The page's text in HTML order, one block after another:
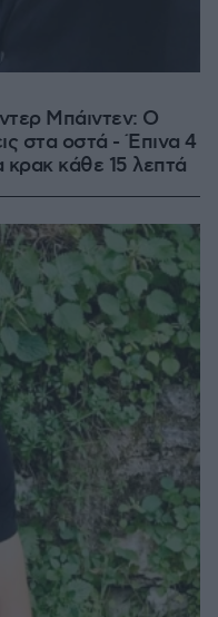
Μπάιντεν: Ο
στα οστά - Έπινα 4
κρακ κάθε 15 λεπτά